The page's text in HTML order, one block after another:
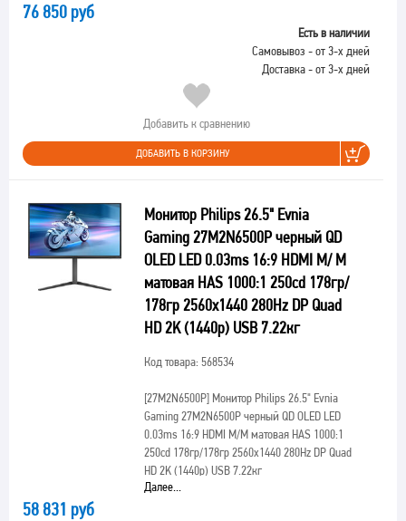
76 850 руб
Есть в наличии
Самовывоз - от 3-х дней
Доставка - от 3-х дней
Добавить к сравнению
ДОБАВИТЬ В КОРЗИНУ
Монитор Philips 26.5" Evnia
Gaming 27M2N6500P черный QD
OLED LED 0.03ms 16:9 HDMI M/ M
матовая HAS 1000:1 250cd 178гр/
178гр 2560x1440 280Hz DP Quad
HD 2K (1440p) USB 7.22кг
Код товара: 568534
[27M2N6500P]Монитор Philips 26.5" Evnia
Gaming 27M2N6500P черный QD OLED LED
0.03ms 16:9 HDMI M/M матовая HAS 1000:1
250cd 178гр/178гр 2560x1440 280Hz DP Quad
HD 2K (1440p) USB 7.22кг
Далее...
58 831 руб